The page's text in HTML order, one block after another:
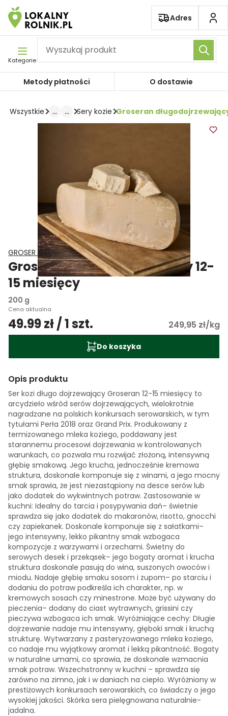
Pomiń nawigację
Adres
Kategorie
Metody płatności O dostawie
Wszystkie ... ... Sery kozie Groseran
GROSER Grodziskie Sery Kozie
Groseran długodojrzewający 12-
15 miesięcy
200 g
Cena aktualna
49.99 zł / 1 szt. 249,95 zł/kg
Do koszyka
Opis produktu
Ser kozi długo dojrzewający Groseran 12-15 miesięcy to
arcydzieło wśród serów dojrzewających, wielokrotnie
nagradzane na polskich konkursach serowarskich, w tym
tytułami Perła 2018 oraz Grand Prix. Produkowany z
termizowanego mleka koziego, poddawany jest
starannemu procesowi dojrzewania w kontrolowanych
warunkach, co pozwala mu rozwijać złożoną, intensywną
głębię smakową. Jego krucha, jednocześnie kremowa
struktura, doskonale komponuje się z winami, a jego mocny
smak sprawia, że jest niezastąpiony na desce serów lub
jako dodatek do wykwintnych potraw. Zastosowanie w
kuchni: Idealny do tarcia i posypywania dań– świetnie
sprawdza się jako dodatek do makaronów, risotto, gnocchi
czy zapiekanek. Doskonale komponuje się z sałatkami–
jego intensywny, lekko pikantny smak wzbogaca
kompozycje z warzywami i orzechami. Świetny do
serowych desek i przekąsek– jego bogaty aromat i krucha
struktura doskonale pasują do wina, suszonych owoców i
miodu. Nadaje głębię smaku sosom i zupom– po starciu i
dodaniu do potraw podkreśla ich charakter, np. w
kremowych sosach czy minestrone. Może być używany do
pieczenia– dodany do ciast wytrawnych, grissini czy
pieczywa wzbogaca ich smak. Wyróżniające cechy: Długie
dojrzewanie nadaje mu intensywny, głęboki smak i kruchą
strukturę. Wytwarzany z pasteryzowanego mleka koziego,
co nadaje mu wyjątkowy aromat i lekką pikantność. Bogaty
w naturalne umami, co sprawia, że doskonale wzmacnia
smak potraw. Wszechstronny w kuchni – sprawdza się
zarówno na zimno, jak i w daniach na ciepło. Wyróżniony w
prestiżowych konkursach serowarskich, co świadczy o jego
wysokiej jakości. Skórka sera pielęgnowana naturalnie-
jadalna.